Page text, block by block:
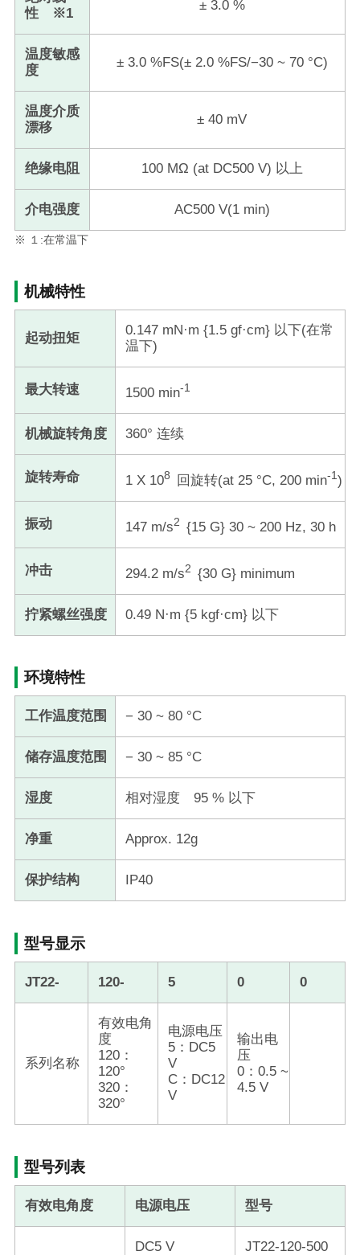
性 ※1
± 3.0 %
温度敏感
度
± 3.0 %FS(± 2.0 %FS/−30 ~ 70 °C)
温度介质
漂移
± 40 mV
绝缘电阻 100 MΩ (at DC500 V) 以上
介电强度 AC500 V(1 min)
※ １:在常温下
机械特性
起动扭矩
0.147 mN·m {1.5 gf·cm} 以下(在常
温下)
最大转速 1500 min-1
机械旋转角度 360° 连续
旋转寿命 1 X 108 回旋转(at 25 °C, 200 min-1)
振动 147 m/s2 {15 G} 30 ~ 200 Hz, 30 h
冲击 294.2 m/s2 {30 G} minimum
拧紧螺丝强度 0.49 N·m {5 kgf·cm} 以下
环境特性
工作温度范围 − 30 ~ 80 °C
储存温度范围 − 30 ~ 85 °C
湿度 相对湿度 95 % 以下
净重 Approx. 12g
保护结构 IP40
型号显示
JT22- 120- 5 0 0
系列名称
有效电角
度
120：
120°
320：
320°
电源电压
5：DC5
V
C：DC12
V
输出电
压
0：0.5 ~
4.5 V
型号列表
有效电角度 电源电压 型号
DC5 V JT22-120-500